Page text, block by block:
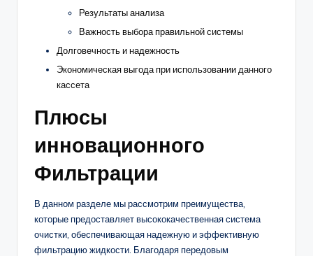
Результаты анализа
Важность выбора правильной системы
Долговечность и надежность
Экономическая выгода при использовании данного
кассета
Плюсы
инновационного
Фильтрации
В данном разделе мы рассмотрим преимущества,
которые предоставляет высококачественная система
очистки, обеспечивающая надежную и эффективную
фильтрацию жидкости. Благодаря передовым